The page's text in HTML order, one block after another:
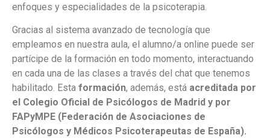
enfoques y especialidades de la psicoterapia.
Gracias al sistema avanzado de tecnología que
empleamos en nuestra aula, el alumno/a online puede ser
partícipe de la formación en todo momento, interactuando
en cada una de las clases a través del chat que tenemos
habilitado. Esta formación, además, está acreditada por
el Colegio Oficial de Psicólogos de Madrid y por
FAPyMPE (Federación de Asociaciones de
Psicólogos y Médicos Psicoterapeutas de España).